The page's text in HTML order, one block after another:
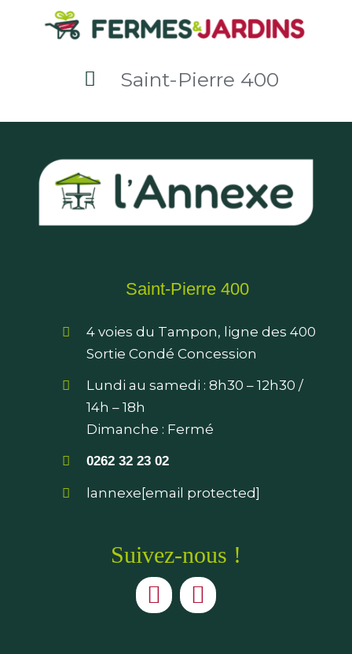
Saint-Pierre 400
4 voies du Tampon, ligne des 400
Lundi au samedi :8h30 – 12h30/
14h – 18h
Dimanche : Fermé
0262 32 23 02
Suivez-nous !
Mentions légales